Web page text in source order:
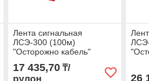
Лента сигнальная
ЛСЭ-300 (100м)
"Осторожно кабель"
17 435,70₸/
26